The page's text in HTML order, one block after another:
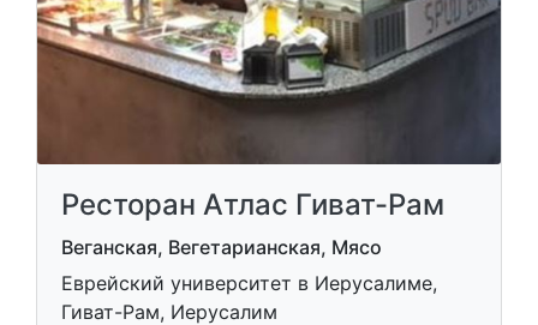
Ресторан Атлас Гиват-Рам
Веганская, Вегетарианская, Мясо
Еврейский университет в Иерусалиме,
Гиват-Рам, Иерусалим